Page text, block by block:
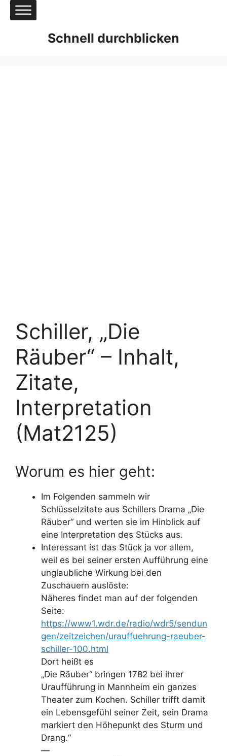
Zum
Inhalt
Schnell durchblicken
Schiller, „Die
Räuber“ – Inhalt,
Zitate,
Interpretation
(Mat2125)
Worum es hier geht:
Im Folgenden sammeln wir
Schlüsselzitate aus Schillers Drama „Die
Räuber“ und werten sie im Hinblick auf
eine Interpretation des Stücks aus.
Interessant ist das Stück ja vor allem,
weil es bei seiner ersten Aufführung eine
unglaubliche Wirkung bei den
Zuschauern auslöste:
Näheres findet man auf der folgenden
Seite:
https://www1.wdr.de/radio/wdr5/sendun
gen/zeitzeichen/urauffuehrung-raeuber-
schiller-100.html
Dort heißt es
„Die Räuber“ bringen 1782 bei ihrer
Uraufführung in Mannheim ein ganzes
Theater zum Kochen. Schiller trifft damit
ein Lebensgefühl seiner Zeit, sein Drama
markiert den Höhepunkt des Sturm und
Drang.“
—